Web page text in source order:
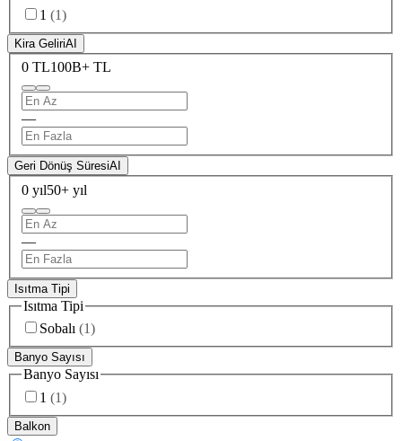
1 (1)
Kira GeliriAI
0 TL100B+ TL
—
Geri Dönüş SüresiAI
0 yıl50+ yıl
—
Isıtma Tipi
Isıtma Tipi
Sobalı (1)
Banyo Sayısı
Banyo Sayısı
1 (1)
Balkon